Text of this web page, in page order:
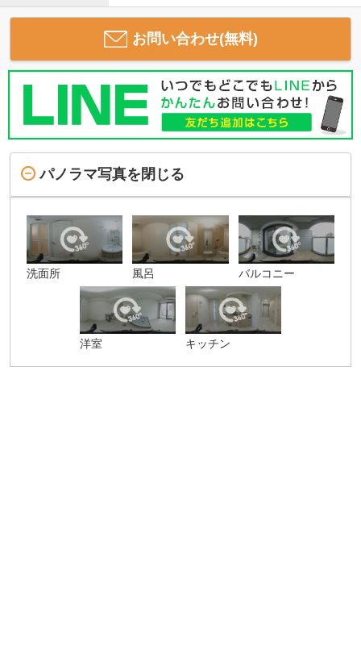
お問い合わせ(無料)
パノラマ写真を閉じる
洗面所 風呂 バルコニー
洋室 キッチン